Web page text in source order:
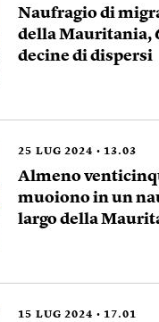
Naufragio di
della Mauritania,
decine di dispersi
25 LUG 2024 13.03
Almeno
muoiono in un
largo della
15 LUG 2024 17.01